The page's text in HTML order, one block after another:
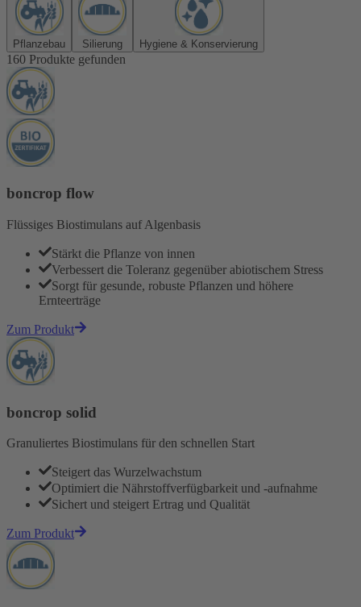
Pflanzebau Silierung Hygiene & Konservierung
160 Produkte gefunden
boncrop flow
Flüssiges Biostimulans auf Algenbasis
Stärkt die Pflanze von innen
Verbessert die Toleranz gegenüber abiotischem Stress
Sorgt für gesunde, robuste Pflanzen und höhere
Ernteerträge
Zum Produkt
boncrop solid
Granuliertes Biostimulans für den schnellen Start
Steigert das Wurzelwachstum
Optimiert die Nährstoffverfügbarkeit und -aufnahme
Sichert und steigert Ertrag und Qualität
Zum Produkt